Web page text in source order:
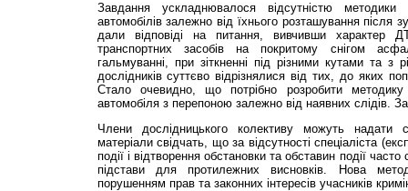
Завдання ускладнювалося відсутністю методики
автомобілів залежно від їхнього розташування після
дали відповіді на питання, вивчивши характер
транспортних засобів на покритому снігом
гальмуванні, при зіткненні під різними кутами та
дослідників суттєво відрізнялися від тих, до яких
Стало очевидно, що потрібно розробити методику
автомобіля з перепоною залежно від наявних слідів.
Члени дослідницького колективу можуть надати
матеріали свідчать, що за відсутності спеціаліста
події і відтворення обстановки та обставин події
підстави для протилежних висновків. Нова
порушенням прав та законних інтересів учасників